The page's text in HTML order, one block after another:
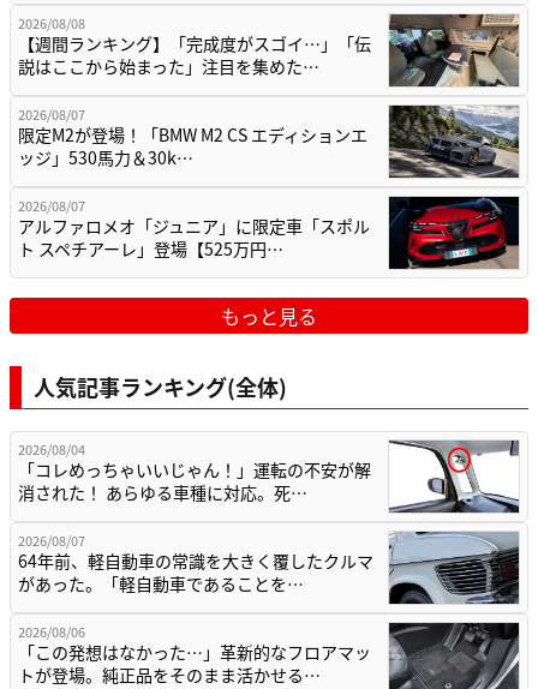
2026/08/08
【週間ランキング】「完成度がスゴイ…」「伝
説はここから始まった」注目を集めた…
2026/08/07
限定M2が登場！「BMW M2 CS エディションエ
ッジ」530馬力＆30k…
2026/08/07
アルファロメオ「ジュニア」に限定車「スポル
ト スペチアーレ」登場【525万円…
もっと見る
人気記事ランキング(全体)
2026/08/04
「コレめっちゃいいじゃん！」運転の不安が解
消された！ あらゆる車種に対応。死…
2026/08/07
64年前、軽自動車の常識を大きく覆したクルマ
があった。「軽自動車であることを…
2026/08/06
「この発想はなかった…」革新的なフロアマッ
トが登場。純正品をそのまま活かせる…